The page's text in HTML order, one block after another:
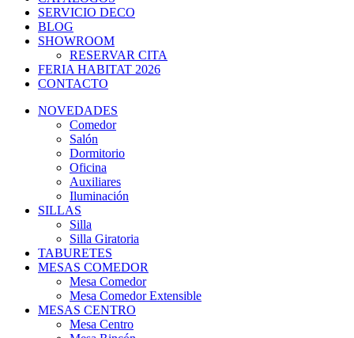
SERVICIO DECO
BLOG
SHOWROOM
RESERVAR CITA
FERIA HABITAT 2026
CONTACTO
NOVEDADES
Comedor
Salón
Dormitorio
Oficina
Auxiliares
Iluminación
SILLAS
Silla
Silla Giratoria
TABURETES
MESAS COMEDOR
Mesa Comedor
Mesa Comedor Extensible
MESAS CENTRO
Mesa Centro